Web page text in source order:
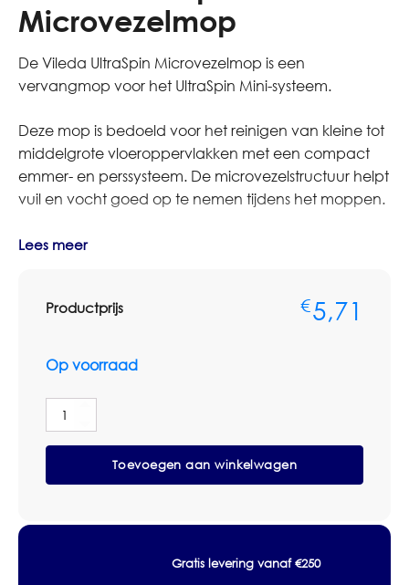
Microvezelmop
De Vileda UltraSpin Microvezelmop is een
vervangmop voor het UltraSpin Mini-systeem.
Deze mop is bedoeld voor het reinigen van kleine tot
middelgrote vloeroppervlakken met een compact
emmer- en perssysteem. De microvezelstructuur helpt
vuil en vocht goed op te nemen tijdens het moppen.
Geschikt voor professioneel gebruik in kleinere
terugkerende afname? Neem dan contact op met
Omnimar voor persoonlijk advies of een
maatwerkofferte. We denken graag mee over de
juiste uitvoering, aantallen, voorraadbeheer en
zakelijke prijsafspraken.
Producttype: microvezelmop
Systeem: UltraSpin Mini
Lees meer
Productprijs €5,71
Op voorraad
Vileda
UltraSpin
Microvezelmop
Toevoegen aan winkelwagen
Gratis levering vanaf €250